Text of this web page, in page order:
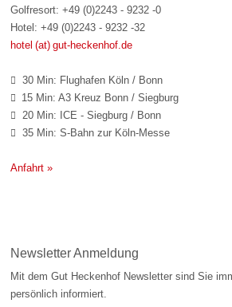
Golfresort: +49 (0)2243 - 9232 -0
Hotel: +49 (0)2243 - 9232 -32
hotel (at) gut-heckenhof.de
 30 Min: Flughafen Köln / Bonn
 15 Min: A3 Kreuz Bonn / Siegburg
 20 Min: ICE - Siegburg / Bonn
 35 Min: S-Bahn zur Köln-Messe
Anfahrt »
Newsletter Anmeldung
Mit dem Gut Heckenhof Newsletter sind Sie
persönlich informiert.